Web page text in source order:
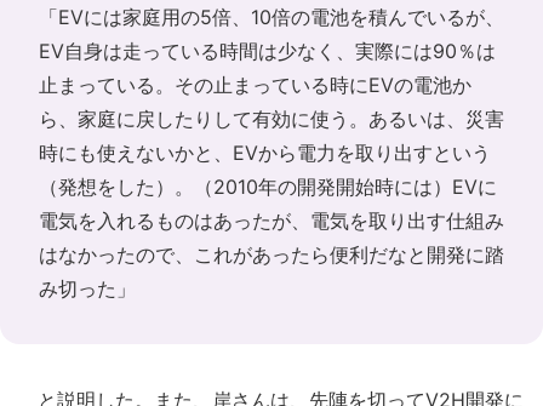
「EVには家庭用の5倍、10倍の電池を積んでいるが、
EV自身は走っている時間は少なく、実際には90％は
止まっている。その止まっている時にEVの電池か
ら、家庭に戻したりして有効に使う。あるいは、災害
時にも使えないかと、EVから電力を取り出すという
（発想をした）。（2010年の開発開始時には）EVに
電気を入れるものはあったが、電気を取り出す仕組み
はなかったので、これがあったら便利だなと開発に踏
み切った」
と説明した。また、岸さんは、先陣を切ってV2H開発に